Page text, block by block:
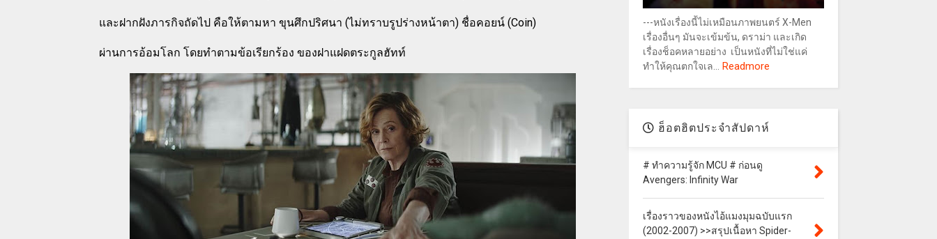
และฝากฝังภารกิจถัดไป คือให้ตามหา ขุนศึกปริศนา (ไม่ทราบรูปร่างหน้าตา) ชื่อคอยน์ (Coin)
ผ่านการอ้อมโลก โดยทำตามข้อเรียกร้อง ของฝาแฝดตระกูลฮัทท์
---หนังเรื่องนี้ไม่เหมือนภาพยนตร์ X-Men
เรื่องอื่นๆ มันจะเข้มข้น, ดราม่า และเกิด
เรื่องช็อคหลายอย่าง เป็นหนังที่ไม่ใช่แค่
ทำให้คุณตกใจเล...
Readmore
ฮ็อตฮิตประจำสัปดาห์
# ทำความรู้จัก MCU # ก่อนดู
Avengers: Infinity War
เรื่องราวของหนังไอ้แมงมุมฉบับแรก
(2002-2007) >>สรุปเนื้อหา Spider-